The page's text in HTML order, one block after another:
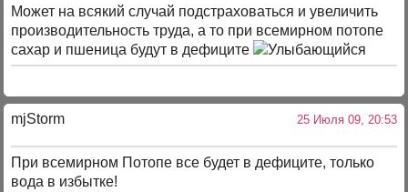
Может на всякий случай подстраховаться и увеличить
производительность труда, а то при всемирном потопе
сахар и пшеница будут в дефиците
mjStоrm 25 Июля 09, 20:53
При всемирном Потопе все будет в дефиците, только
вода в избытке!